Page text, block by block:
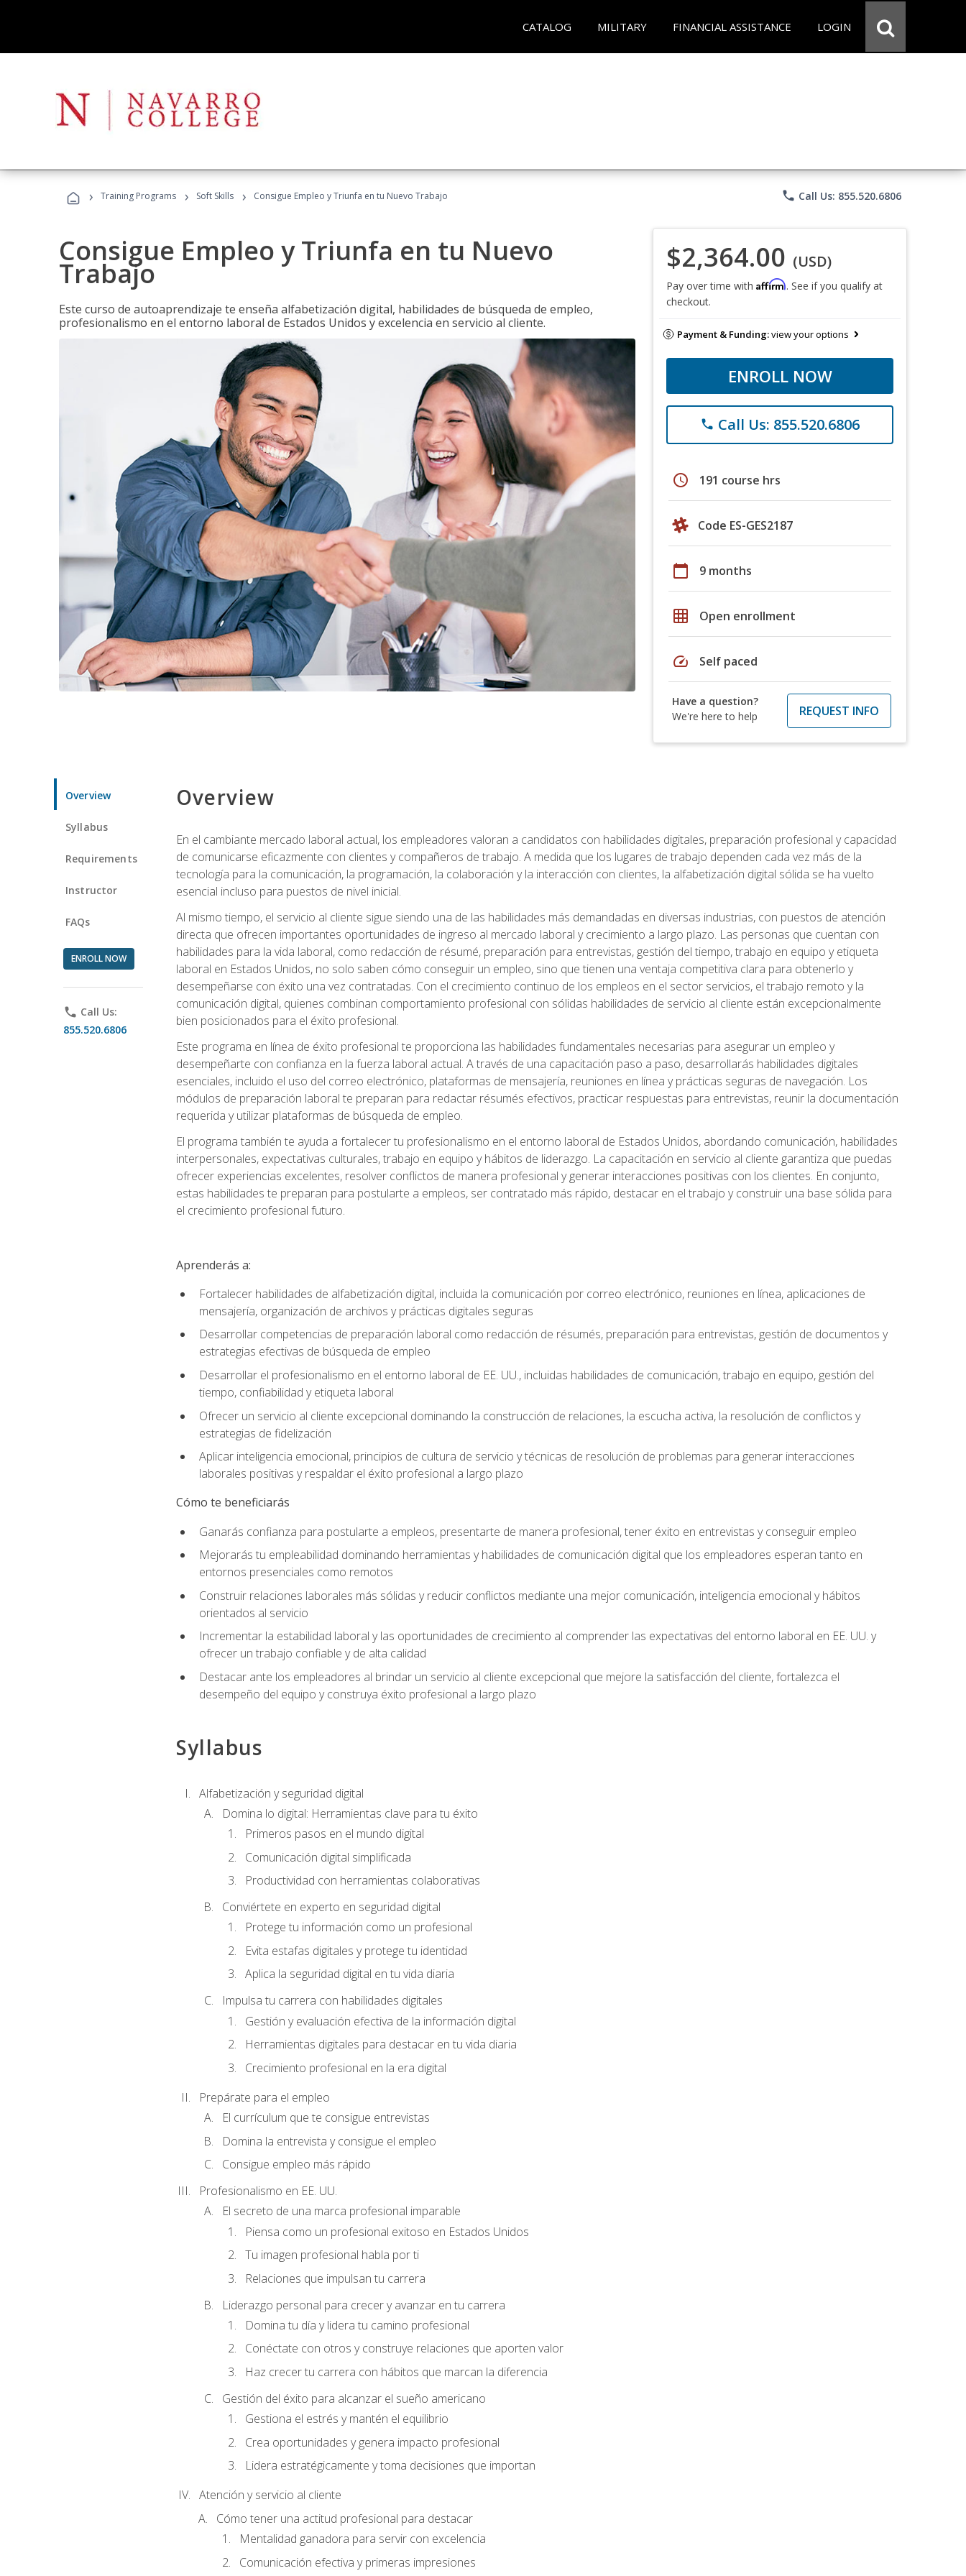
CATALOG MILITARY FINANCIAL ASSISTANCE LOGIN
› Training Programs › Soft Skills › Consigue Empleo y Triunfa en tu Nuevo Trabajo phone Call Us: 855.520.6806
Consigue Empleo y Triunfa en tu Nuevo
Trabajo
Este curso de autoaprendizaje te enseña alfabetización digital, habilidades de búsqueda de empleo,
profesionalismo en el entorno laboral de Estados Unidos y excelencia en servicio al cliente.
$2,364.00 (USD)
Pay over time with Affirm. See if you qualify at
checkout.
Payment & Funding:view your options
ENROLL NOW
phone Call Us: 855.520.6806
schedule 191 course hrs
Code ES-GES2187
calendar_today 9 months
grid_on Open enrollment
speed Self paced
Have a question?
We're here to help
REQUEST INFO
Overview
Syllabus
Requirements
Instructor
FAQs
ENROLL NOW
phone Call Us:
855.520.6806
Overview
En el cambiante mercado laboral actual, los empleadores valoran a candidatos con habilidades digitales, preparación profesional y capacidad
de comunicarse eficazmente con clientes y compañeros de trabajo. A medida que los lugares de trabajo dependen cada vez más de la
tecnología para la comunicación, la programación, la colaboración y la interacción con clientes, la alfabetización digital sólida se ha vuelto
esencial incluso para puestos de nivel inicial.
Al mismo tiempo, el servicio al cliente sigue siendo una de las habilidades más demandadas en diversas industrias, con puestos de atención
directa que ofrecen importantes oportunidades de ingreso al mercado laboral y crecimiento a largo plazo. Las personas que cuentan con
habilidades para la vida laboral, como redacción de résumé, preparación para entrevistas, gestión del tiempo, trabajo en equipo y etiqueta
laboral en Estados Unidos, no solo saben cómo conseguir un empleo, sino que tienen una ventaja competitiva clara para obtenerlo y
desempeñarse con éxito una vez contratadas. Con el crecimiento continuo de los empleos en el sector servicios, el trabajo remoto y la
comunicación digital, quienes combinan comportamiento profesional con sólidas habilidades de servicio al cliente están excepcionalmente
bien posicionados para el éxito profesional.
Este programa en línea de éxito profesional te proporciona las habilidades fundamentales necesarias para asegurar un empleo y
desempeñarte con confianza en la fuerza laboral actual. A través de una capacitación paso a paso, desarrollarás habilidades digitales
esenciales, incluido el uso del correo electrónico, plataformas de mensajería, reuniones en línea y prácticas seguras de navegación. Los
módulos de preparación laboral te preparan para redactar résumés efectivos, practicar respuestas para entrevistas, reunir la documentación
requerida y utilizar plataformas de búsqueda de empleo.
El programa también te ayuda a fortalecer tu profesionalismo en el entorno laboral de Estados Unidos, abordando comunicación, habilidades
interpersonales, expectativas culturales, trabajo en equipo y hábitos de liderazgo. La capacitación en servicio al cliente garantiza que puedas
ofrecer experiencias excelentes, resolver conflictos de manera profesional y generar interacciones positivas con los clientes. En conjunto,
estas habilidades te preparan para postularte a empleos, ser contratado más rápido, destacar en el trabajo y construir una base sólida para
el crecimiento profesional futuro.
Aprenderás a:
Fortalecer habilidades de alfabetización digital, incluida la comunicación por correo electrónico, reuniones en línea, aplicaciones de
mensajería, organización de archivos y prácticas digitales seguras
Desarrollar competencias de preparación laboral como redacción de résumés, preparación para entrevistas, gestión de documentos y
estrategias efectivas de búsqueda de empleo
Desarrollar el profesionalismo en el entorno laboral de EE. UU., incluidas habilidades de comunicación, trabajo en equipo, gestión del
tiempo, confiabilidad y etiqueta laboral
Ofrecer un servicio al cliente excepcional dominando la construcción de relaciones, la escucha activa, la resolución de conflictos y
estrategias de fidelización
Aplicar inteligencia emocional, principios de cultura de servicio y técnicas de resolución de problemas para generar interacciones
laborales positivas y respaldar el éxito profesional a largo plazo
Cómo te beneficiarás
Ganarás confianza para postularte a empleos, presentarte de manera profesional, tener éxito en entrevistas y conseguir empleo
Mejorarás tu empleabilidad dominando herramientas y habilidades de comunicación digital que los empleadores esperan tanto en
entornos presenciales como remotos
Construir relaciones laborales más sólidas y reducir conflictos mediante una mejor comunicación, inteligencia emocional y hábitos
orientados al servicio
Incrementar la estabilidad laboral y las oportunidades de crecimiento al comprender las expectativas del entorno laboral en EE. UU. y
ofrecer un trabajo confiable y de alta calidad
Destacar ante los empleadores al brindar un servicio al cliente excepcional que mejore la satisfacción del cliente, fortalezca el
desempeño del equipo y construya éxito profesional a largo plazo
Syllabus
Alfabetización y seguridad digital
Domina lo digital: Herramientas clave para tu éxito
Primeros pasos en el mundo digital
Comunicación digital simplificada
Productividad con herramientas colaborativas
Conviértete en experto en seguridad digital
Protege tu información como un profesional
Evita estafas digitales y protege tu identidad
Aplica la seguridad digital en tu vida diaria
Impulsa tu carrera con habilidades digitales
Gestión y evaluación efectiva de la información digital
Herramientas digitales para destacar en tu vida diaria
Crecimiento profesional en la era digital
Prepárate para el empleo
El currículum que te consigue entrevistas
Domina la entrevista y consigue el empleo
Consigue empleo más rápido
Profesionalismo en EE. UU.
El secreto de una marca profesional imparable
Piensa como un profesional exitoso en Estados Unidos
Tu imagen profesional habla por ti
Relaciones que impulsan tu carrera
Liderazgo personal para crecer y avanzar en tu carrera
Domina tu día y lidera tu camino profesional
Conéctate con otros y construye relaciones que aporten valor
Haz crecer tu carrera con hábitos que marcan la diferencia
Gestión del éxito para alcanzar el sueño americano
Gestiona el estrés y mantén el equilibrio
Crea oportunidades y genera impacto profesional
Lidera estratégicamente y toma decisiones que importan
Atención y servicio al cliente
Cómo tener una actitud profesional para destacar
Mentalidad ganadora para servir con excelencia
Comunicación efectiva y primeras impresiones